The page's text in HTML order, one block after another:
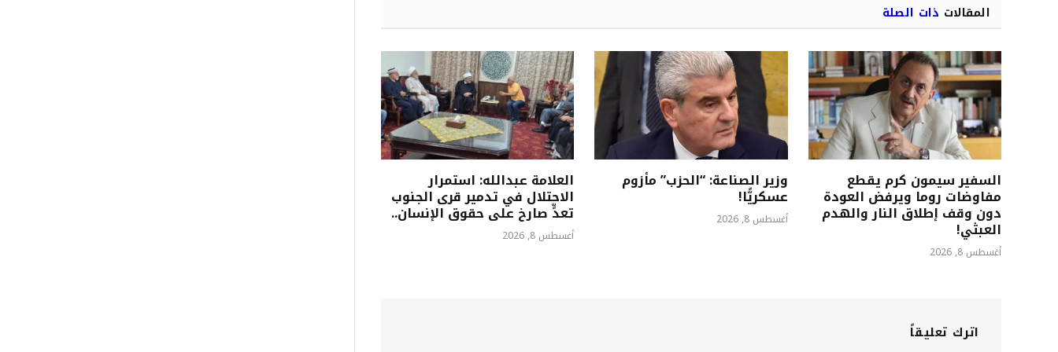
المقالات ذات الصلة
السفير سيمون كرم يقطع
مفاوضات روما ويرفض العودة
دون وقف إطلاق النار والهدم
العبثي!
أغسطس 8, 2026
وزير الصناعة: “الحزب” مأزوم
عسكريًّا!
أغسطس 8, 2026
العلامة عبدالله: استمرار
الاحتلال في تدمير قرى الجنوب
تعدٍّ صارخ على حقوق الإنسان..
أغسطس 8, 2026
اترك تعليقاً